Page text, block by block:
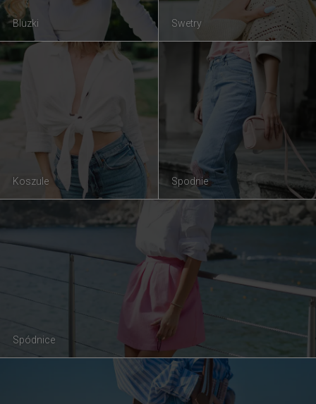
Bluzki Swetry
Spódnice
Koszule Spodnie